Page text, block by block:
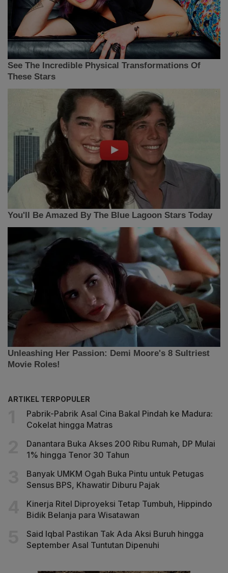
ARTIKEL TERPOPULER
Pabrik-Pabrik Asal Cina Bakal Pindah ke Madura:
Cokelat hingga Matras
Danantara Buka Akses 200 Ribu Rumah, DP Mulai
1% hingga Tenor 30 Tahun
Banyak UMKM Ogah Buka Pintu untuk Petugas
Sensus BPS, Khawatir Diburu Pajak
Kinerja Ritel Diproyeksi Tetap Tumbuh, Hippindo
Bidik Belanja para Wisatawan
Said Iqbal Pastikan Tak Ada Aksi Buruh hingga
September Asal Tuntutan Dipenuhi